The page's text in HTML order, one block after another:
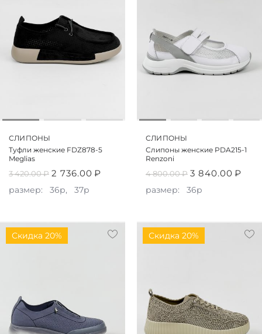
СЛИПОНЫ
Туфли женские FDZ878-5
Meglias
3 420.00₽ 2 736.00 ₽
размер: 36р, 37р
СЛИПОНЫ
Слипоны женские PDA215-1
Renzoni
4 800.00₽ 3 840.00 ₽
размер: 36р
Скидка 20% Скидка 20%